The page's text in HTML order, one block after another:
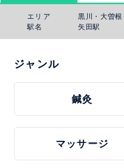
エリア
駅名
黒川・大曽根
矢田駅
ジャンル
鍼灸
マッサージ